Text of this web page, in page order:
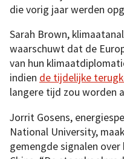
die vorig jaar werden
Sarah Brown,
waarschuwt dat de
van hun
indien de tijdelijke
langere tijd zou worden
Jorrit Gosens,
National University,
gemengde signalen